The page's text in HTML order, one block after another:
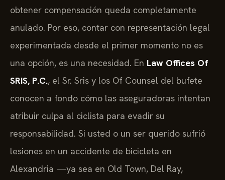
obtener compensación queda completamente
anulado. Por eso, contar con representación legal
experimentada desde el primer momento no es
una opción, es una necesidad. En Law Offices Of
SRIS, P.C., el Sr. Sris y los Of Counsel del bufete
conocen a fondo cómo las aseguradoras intentan
atribuir culpa al ciclista para evadir su
responsabilidad. Si usted o un ser querido sufrió
lesiones en un accidente de bicicleta en
Alexandria —ya sea en Old Town, Del Ray,